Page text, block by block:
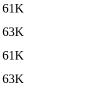
61K
63K
61K
63K